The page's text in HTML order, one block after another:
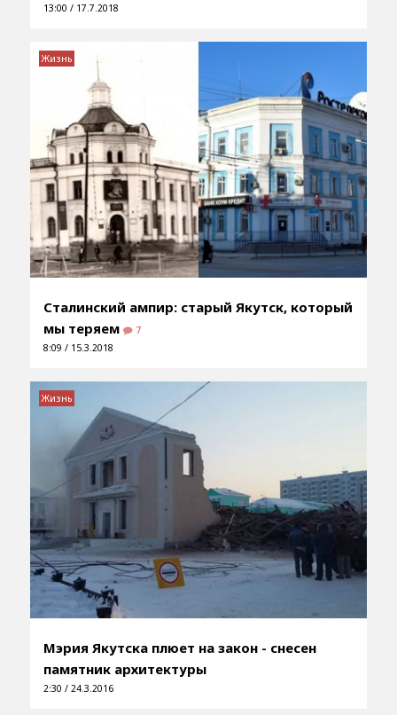
13:00 / 17.7.2018
Сталинский ампир: старый Якутск, который
мы теряем
7
8:09 / 15.3.2018
Жизнь
Мэрия Якутска плюет на закон - снесен
памятник архитектуры
2:30 / 24.3.2016
Жизнь